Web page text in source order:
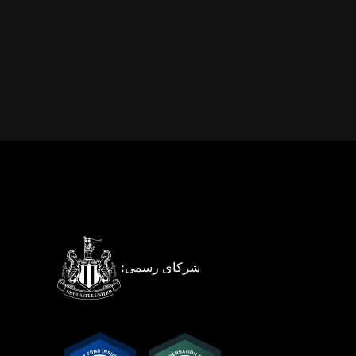
شرکای رسمی: